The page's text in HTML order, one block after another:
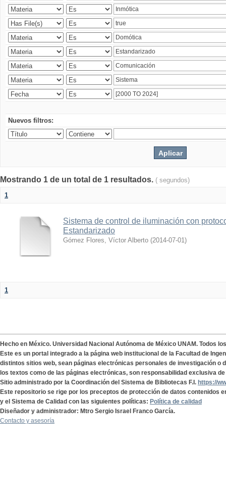
Nuevos filtros:
Mostrando 1 de un total de 1 resultados. ( segundos)
1
Sistema de control de iluminación con
Estandarizado
Gómez Flores, Víctor Alberto (2014-07-01)
1
Hecho en México. Universidad Nacional Autónoma de México UNAM. Todos
Este es un portal integrado a la página web institucional de la Facultad de
distintos sitios web, sean páginas electrónicas personales de investigación o
los textos como de las páginas electrónicas, son responsabilidad exclusiva
Sitio administrado por la Coordinación del Sistema de Bibliotecas F.I. https://
Este repositorio se rige por los preceptos de protección de datos contenidos
y el Sistema de Calidad con las siguientes políticas: Política de calidad
Diseñador y administrador: Mtro Sergio Israel Franco García.
Contacto y asesoría